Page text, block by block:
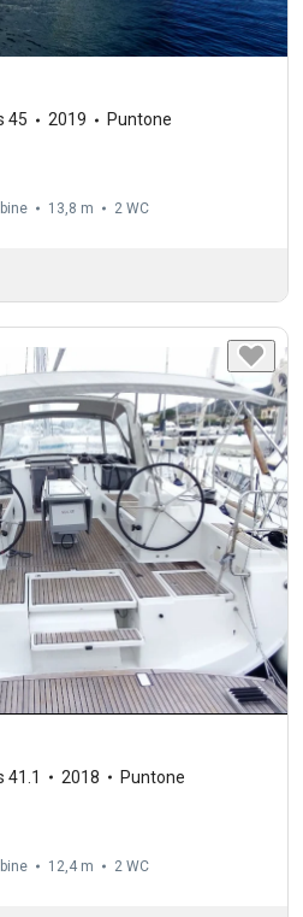
45 2019 Puntone
13,8 m 2 WC
41.1 2018 Puntone
12,4 m 2 WC